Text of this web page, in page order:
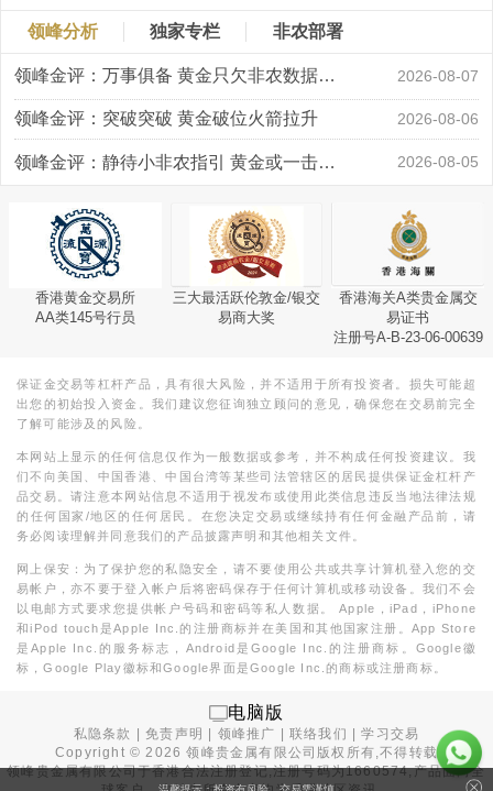
领峰分析 独家专栏 非农部署
领峰金评：万事俱备 黄金只欠非农数据“东风” 2026-08-07
领峰金评：突破突破 黄金破位火箭拉升 2026-08-06
领峰金评：静待小非农指引 黄金或一击破局 2026-08-05
香港黄金交易所
AA类145号行员
三大最活跃伦敦金/银交
易商大奖
香港海关A类贵金属交
易证书
注册号A-B-23-06-00639
保证金交易等杠杆产品，具有很大风险，并不适用于所有投资者。损失可能超
出您的初始投入资金。我们建议您征询独立顾问的意见，确保您在交易前完全
了解可能涉及的风险。
本网站上显示的任何信息仅作为一般数据或参考，并不构成任何投资建议。我
们不向美国、中国香港、中国台湾等某些司法管辖区的居民提供保证金杠杆产
品交易。请注意本网站信息不适用于视发布或使用此类信息违反当地法律法规
的任何国家/地区的任何居民。在您决定交易或继续持有任何金融产品前，请
务必阅读理解并同意我们的产品披露声明和其他相关文件。
网上保安：为了保护您的私隐安全，请不要使用公共或共享计算机登入您的交
易帐户，亦不要于登入帐户后将密码保存于任何计算机或移动设备。我们不会
以电邮方式要求您提供帐户号码和密码等私人数据。 Apple，iPad，iPhone
和iPod touch是Apple Inc.的注册商标并在美国和其他国家注册。App Store
是Apple Inc.的服务标志，Android是Google Inc.的注册商标。Google徽
标，Google Play徽标和Google界面是Google Inc.的商标或注册商标。
电脑版
私隐条款 |免责声明 领峰推广 |联络我们 |学习交易
Copyright ©2026 领峰贵金属有限公司版权所有,不得转载
领峰贵金属有限公司于香港合法注册登记,注册号码为1660574,产品面向全